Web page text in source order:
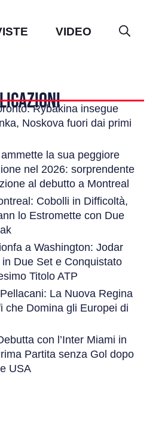
VIDEO
Rybakina insegue
Noskova fuori dai primi
la sua peggiore
nel 2026: sorprendente
al debutto a Montreal
Cobolli in Difficoltà,
lo Estromette con Due
a Washington: Jodar
in Due Set e Conquistato
Titolo ATP
La Nuova Regina
che Domina gli Europei di
con l’Inter Miami in
Partita senza Gol dopo
USA